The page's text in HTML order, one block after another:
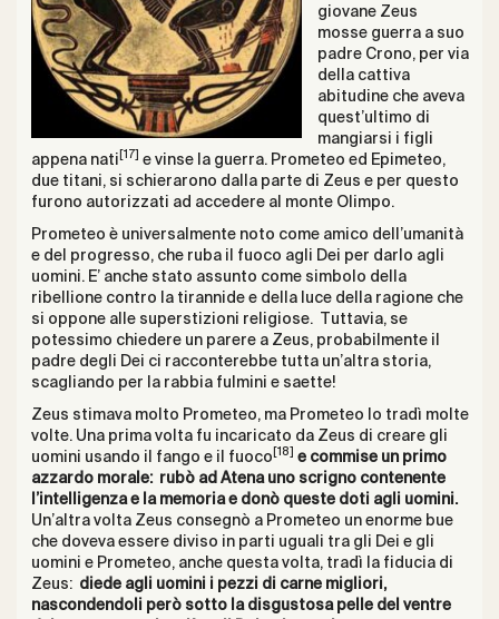
giovane Zeus
mosse guerra a suo
padre Crono, per via
della cattiva
abitudine che aveva
quest’ultimo di
mangiarsi i figli
appena nati [17]
e vinse la guerra. Prometeo ed Epimeteo,
due titani, si schierarono dalla parte di Zeus e per questo
furono autorizzati ad accedere al monte Olimpo.
Prometeo è universalmente noto come amico dell’umanità
e del progresso, che ruba il fuoco agli Dei per darlo agli
uomini. E’ anche stato assunto come simbolo della
ribellione contro la tirannide e della luce della ragione che
si oppone alle superstizioni religiose. Tuttavia, se
potessimo chiedere un parere a Zeus, probabilmente il
padre degli Dei ci racconterebbe tutta un’altra storia,
scagliando per la rabbia fulmini e saette!
Zeus stimava molto Prometeo, ma Prometeo lo tradì molte
volte. Una prima volta fu incaricato da Zeus di creare gli
uomini usando il fango e il fuoco [18]
e commise un primo
azzardo morale: rubò ad Atena uno scrigno contenente
l’intelligenza e la memoria e donò queste doti agli uomini.
Un’altra volta Zeus consegnò a Prometeo un enorme bue
che doveva essere diviso in parti uguali tra gli Dei e gli
uomini e Prometeo, anche questa volta, tradì la fiducia di
Zeus: diede agli uomini i pezzi di carne migliori,
nascondendoli però sotto la disgustosa pelle del ventre